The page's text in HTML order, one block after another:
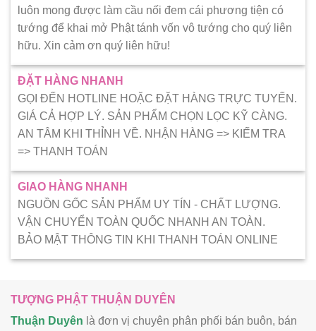
luôn mong được làm cầu nối đem cái phương tiện có
tướng để khai mở Phật tánh vốn vô tướng cho quý liên
hữu. Xin cảm ơn quý liên hữu!
ĐẶT HÀNG NHANH
GỌI ĐẾN HOTLINE HOẶC ĐẶT HÀNG TRỰC TUYẾN.
GIÁ CẢ HỢP LÝ. SẢN PHẨM CHỌN LỌC KỸ CÀNG.
AN TÂM KHI THỈNH VỀ. NHẬN HÀNG => KIẾM TRA
=> THANH TOÁN
GIAO HÀNG NHANH
NGUỒN GỐC SẢN PHẨM UY TÍN - CHẤT LƯỢNG.
VẬN CHUYỂN TOÀN QUỐC NHANH AN TOÀN.
BẢO MẬT THÔNG TIN KHI THANH TOÁN ONLINE
TƯỢNG PHẬT THUẬN DUYÊN
Thuận Duyên là đơn vị chuyên phân phối bán buôn, bán